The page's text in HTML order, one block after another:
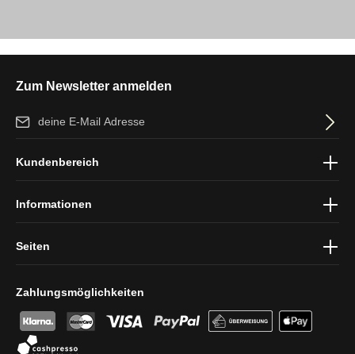
Zum Newsletter anmelden
E-Mail-Adresse*
und dieAGBgelesen und bin mit ihnen einverstanden.
Zahlungsmöglichkeiten
Kundenbereich
Informationen
Seiten